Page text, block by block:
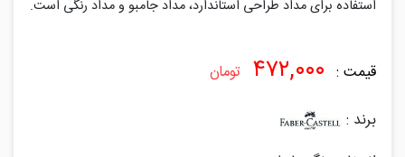
قیمت : ۴۷۲,۰۰۰ تومان
برند :